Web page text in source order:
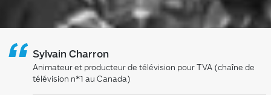
“ Sylvain Charron
Animateur et producteur de télévision pour TVA (chaîne de
télévision n*1 au Canada)